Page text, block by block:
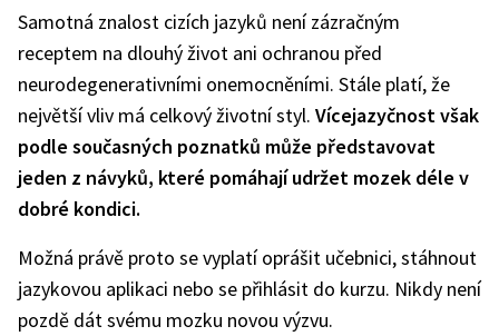
Samotná znalost cizích jazyků není zázračným
receptem na dlouhý život ani ochranou před
neurodegenerativními onemocněními. Stále platí, že
největší vliv má celkový životní styl. Vícejazyčnost však
podle současných poznatků může představovat
jeden z návyků, které pomáhají udržet mozek déle v
dobré kondici.
Možná právě proto se vyplatí oprášit učebnici, stáhnout
jazykovou aplikaci nebo se přihlásit do kurzu. Nikdy není
pozdě dát svému mozku novou výzvu.